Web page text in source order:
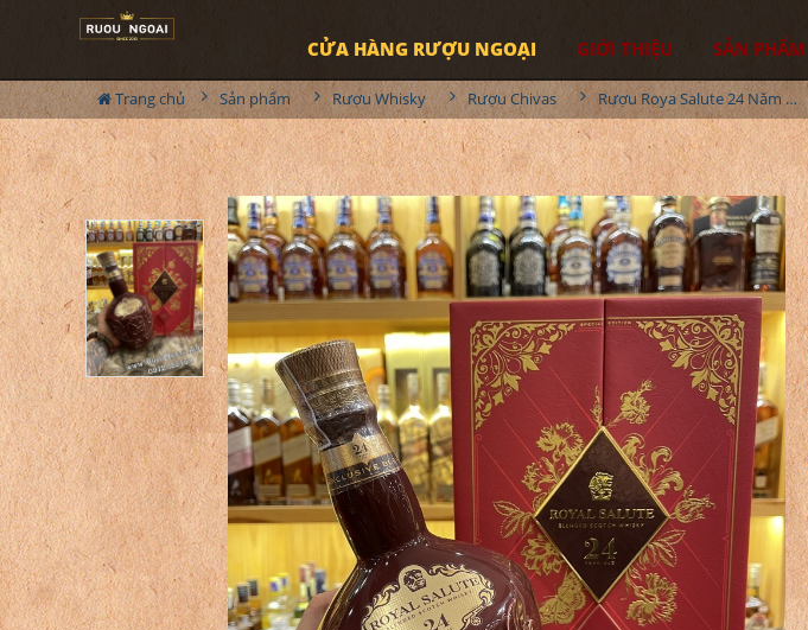
CỬA HÀNG RƯỢU NGOẠI GIỚI THIỆU SẢN PHẨM
Trang chủ Sản phẩm Rượu Whisky Rượu Chivas Rượu Roya Salute 24 Năm - Hộp Quà 2022